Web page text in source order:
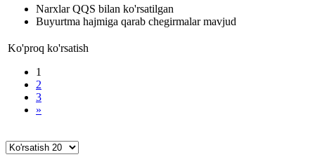
Narxlar QQS bilan ko'rsatilgan
Buyurtma hajmiga qarab chegirmalar mavjud
Ko'proq ko'rsatish
1
2
3
»